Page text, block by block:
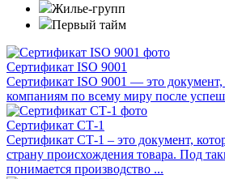
Жилье-групп
Первый тайм
Сертификат ISO 9001
Сертификат ISO 9001 — это документ,
компаниям по всему миру после
Сертификат СТ-1
Сертификат СТ-1 – это документ,
страну происхождения товара. Под
понимается производство ...